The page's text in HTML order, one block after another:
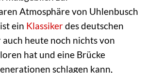
Atmosphäre von Uhlenbusch
ein Klassikerdes deutschen
auch heute noch nichts von
hat und eine Brücke
schlagen kann,